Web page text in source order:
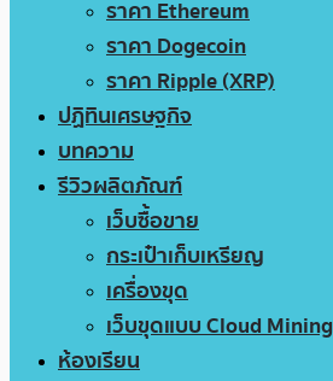
ราคา Ethereum
ราคา Dogecoin
ราคา Ripple (XRP)
ปฏิทินเศรษฐกิจ
บทความ
รีวิวผลิตภัณฑ์
เว็บซื้อขาย
กระเป๋าเก็บเหรียญ
เครื่องขุด
เว็บขุดแบบ Cloud Mining
ห้องเรียน